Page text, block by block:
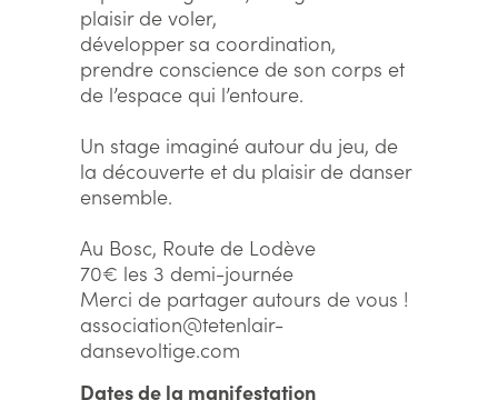
plaisir de voler,
développer sa coordination,
prendre conscience de son corps et
de l’espace qui l’entoure.
Un stage imaginé autour du jeu, de
la découverte et du plaisir de danser
ensemble.
Au Bosc, Route de Lodève
70€ les 3 demi-journée
Merci de partager autours de vous !
association@tetenlair-
dansevoltige.com
Dates de la manifestation